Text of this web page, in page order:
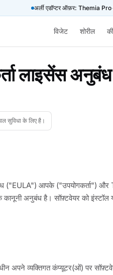
अर्ली एडॉप्टर ऑफ़र: Themia Pro
विजेट शोरील
लाइसेंस अनुबंध
सुविधा के लिए है।
("EULA") आपके ("उपयोगकर्ता")
अनुबंध है। सॉफ़्टवेयर को
अपने व्यक्तिगत कंप्यूटर(ओं) पर